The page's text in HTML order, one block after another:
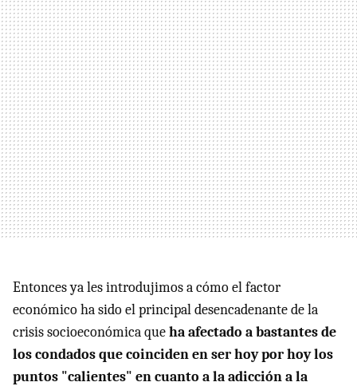
Entonces ya les introdujimos a cómo el factor
económico ha sido el principal desencadenante de la
crisis socioeconómica queha afectado a bastantes de
los condados que coinciden en ser hoy por hoy los
puntos "calientes" en cuanto a la adicción a la